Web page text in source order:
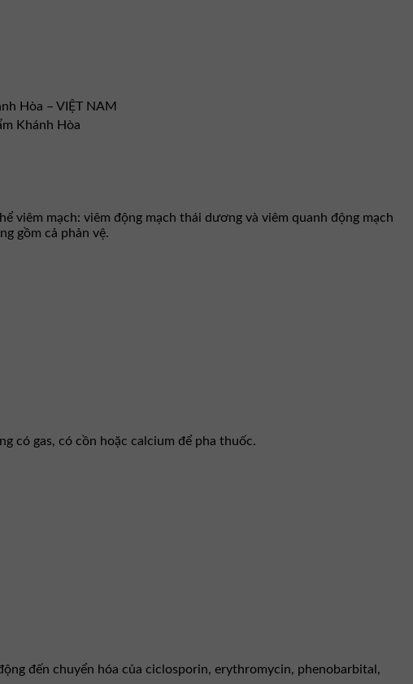
Hòa – VIỆT NAM
Khánh Hòa
viêm mạch: viêm động mạch thái dương và viêm quanh động mạch
gồm cả phản vệ.
có gas, có cồn hoặc calcium để pha thuốc.
đến chuyển hóa của ciclosporin, erythromycin, phenobarbital,